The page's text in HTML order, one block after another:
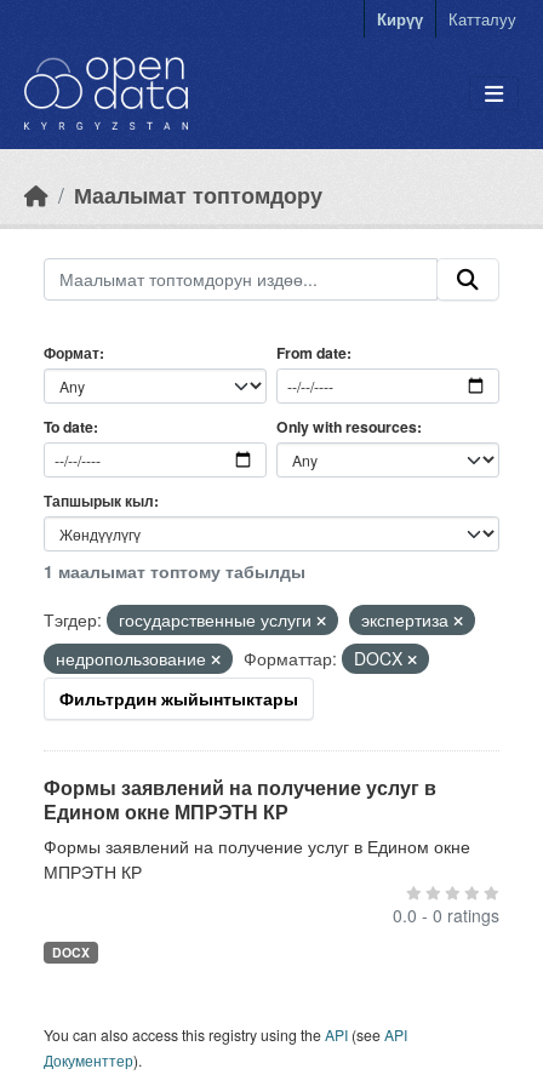
Кирүү Катталуу
Маалымат топтомдору
Формат From date
To date Only with resources
Тапшырык кыл
1 маалымат топтому табылды
Тэгдер:
государственные услуги
экспертиза
недропользование
Форматтар:
DOCX
Фильтрдин жыйынтыктары
Формы заявлений на получение услуг в
Едином окне МПРЭТН КР
Формы заявлений на получение услуг в Едином окне
МПРЭТН КР
0.0 - 0 ratings
DOCX
You can also access this registry using theAPI (seeAPI
Документтер).